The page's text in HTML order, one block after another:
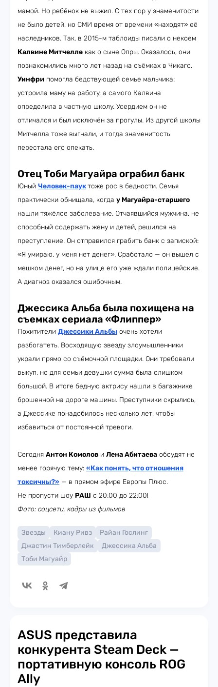
мамой. Но ребёнок не выжил. С тех пор у знаменитости
не было детей, но СМИ время от времени «находят» её
наследников. Так, в 2015-м таблоиды писали о некоем
Калвине Митчелле как о сыне Опры. Оказалось, они
познакомились много лет назад на съёмках в Чикаго.
Уинфри помогла бедствующей семье мальчика:
устроила маму на работу, а самого Калвина
определила в частную школу. Усердием он не
отличался и был исключён за прогулы. Из другой школы
Митчелла тоже выгнали, и тогда знаменитость
перестала его опекать.
Отец Тоби Магуайра ограбил банк
Юный Человек-пауктоже рос в бедности. Семья
практически обнищала, когда у Магуайра-старшего
нашли тяжёлое заболевание. Отчаявшийся мужчина, не
способный содержать жену и детей, решился на
преступление. Он отправился грабить банк с запиской:
«Я умираю, у меня нет денег». Сработало — он вышел с
мешком денег, но на улице его уже ждали полицейские.
А диагноз оказался ошибочным.
Джессика Альба была похищена на
съемках сериала «Флиппер»
Похитители Джессики Альбы очень хотели
разбогатеть. Восходящую звезду злоумышленники
украли прямо со съёмочной площадки. Они требовали
выкуп, но для семьи девушки сумма была слишком
большой. В итоге бедную актрису нашли в багажнике
брошенной на дороге машины. Преступники скрылись,
а Джессике понадобилось несколько лет, чтобы
избавиться от постоянной тревоги.
Сегодня Антон Комолов и Лена Абитаева обсудят не
менее горячую тему: «Как понять, что отношения
токсичны?» — в прямом эфире Европы Плюс.
Не пропусти шоу РАШ с 20:00 до 22:00!
Фото: соцсети, кадры из фильмов
Звезды Киану Ривз
Райан Гослинг
Джастин Тимберлейк
Джессика Альба
Тоби Магуайр
ASUS представила
конкурента Steam Deck —
портативную консоль ROG
Ally